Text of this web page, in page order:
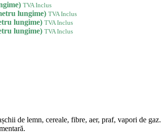
TVA Inclus
lungime) TVA Inclus
lungime) TVA Inclus
lungime) TVA Inclus
de lemn, cereale, fibre, aer, praf, vapori de gaz.